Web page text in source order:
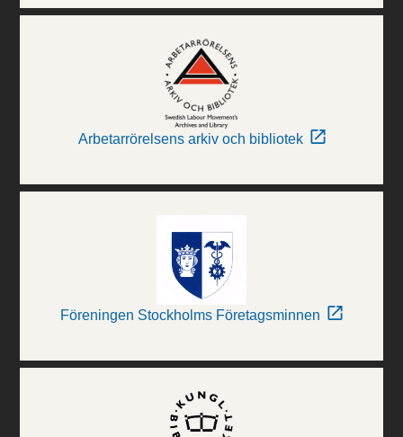
Arbetarrörelsens arkiv och bibliotek
Föreningen Stockholms Företagsminnen